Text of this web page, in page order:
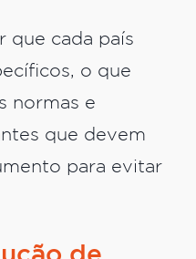
que cada país
o que
normas e
que devem
para evitar